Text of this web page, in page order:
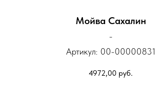
Мойва Сахалин
-
Артикул: 00-00000831
4972,00 руб.